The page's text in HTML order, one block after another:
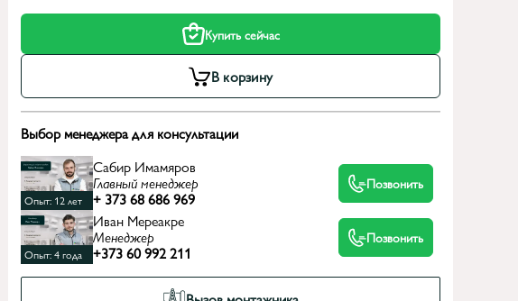
Купить сейчас
В корзину
Выбор менеджера для консультации
Опыт: 12 лет
Сабир Имамяров
Главный менеджер
+ 373 68 686 969
Позвонить
Опыт: 4 года
Иван Мереакре
Менеджер
+373 60 992 211
Позвонить